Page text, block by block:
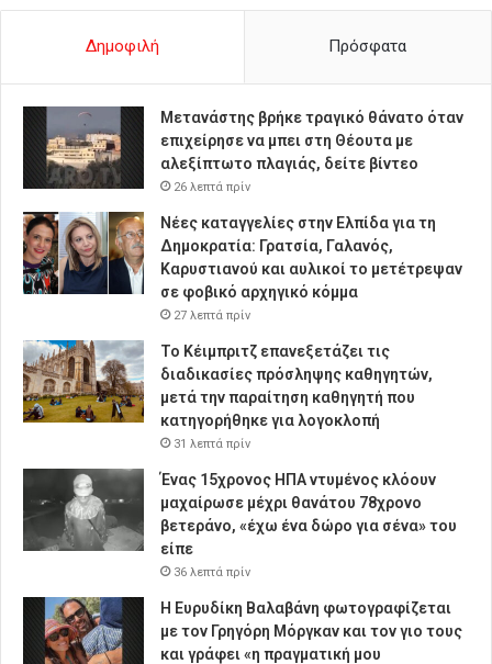
Δημοφιλή Πρόσφατα
Μετανάστης βρήκε τραγικό θάνατο όταν
επιχείρησε να μπει στη Θέουτα με
αλεξίπτωτο πλαγιάς, δείτε βίντεο
26 λεπτά πρίν
Νέες καταγγελίες στην Ελπίδα για τη
Δημοκρατία: Γρατσία, Γαλανός,
Καρυστιανού και αυλικοί το μετέτρεψαν
σε φοβικό αρχηγικό κόμμα
27 λεπτά πρίν
Το Κέιμπριτζ επανεξετάζει τις
διαδικασίες πρόσληψης καθηγητών,
μετά την παραίτηση καθηγητή που
κατηγορήθηκε για λογοκλοπή
31 λεπτά πρίν
Ένας 15χρονος ΗΠΑ ντυμένος κλόουν
μαχαίρωσε μέχρι θανάτου 78χρονο
βετεράνο, «έχω ένα δώρο για σένα» του
είπε
36 λεπτά πρίν
Η Ευρυδίκη Βαλαβάνη φωτογραφίζεται
με τον Γρηγόρη Μόργκαν και τον γιο τους
και γράφει «η πραγματική μου